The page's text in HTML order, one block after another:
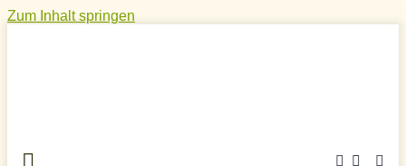
Zum Inhalt springen